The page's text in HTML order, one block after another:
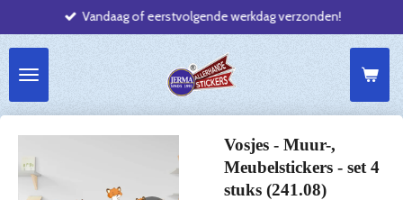
direct
de
hoofdinhoud
Vandaag of eerstvolgende werkdag verzonden!
Vosjes - Muur-,
Meubelstickers - set 4
stuks (241.08)